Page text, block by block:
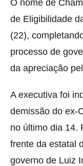
O nome de
de Eligibilidade
(22),
processo de
da apreciação
A executiva foi
demissão do ex-
no último dia 14.
frente da estatal
governo de Luiz